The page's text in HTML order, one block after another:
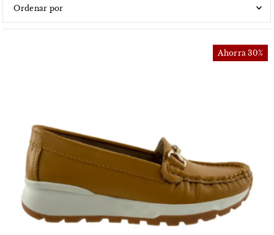
Características
Precio, menor a mayor
Precio, mayor a menor
Fecha: antiguo(a) a reciente
Fecha: reciente a antiguo(a)
Ahorra 30%